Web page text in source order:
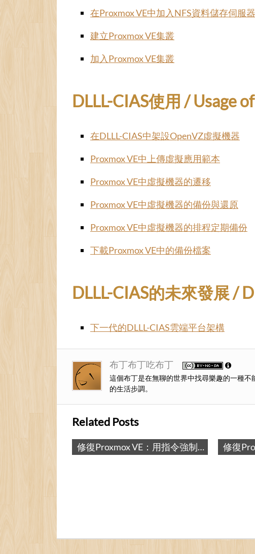
在Proxmox VE中加入NFS資料儲存伺服器
建立Proxmox VE集叢
加入Proxmox VE集叢
DLLL-CIAS使用 / Usage
在DLLL-CIAS中架設OpenVZ虛擬機器
Proxmox VE中上傳虛擬應用範本
Proxmox VE中虛擬機器的遷移
Proxmox VE中虛擬機器的備份與還原
Proxmox VE中虛擬機器的排程定期備份
下載Proxmox VE中的備份檔案
DLLL-CIAS的未來發展 /
下一代的DLLL-CIAS雲端平台架構
布丁布丁吃布丁
這個布丁是在無聊的世界中找尋樂趣的一種
的生活步調。
Related Posts
修復Proxmox VE：網路錯誤「No route to host (595)」 / Fix Proxmox VE: Network error “No route to host (595)”